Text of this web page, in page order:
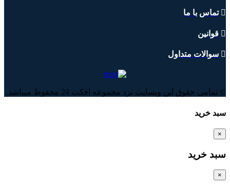
تماس با ما
قوانین
سوالات متداول
© تمامی حقوق این وبسایت نزد مجموعه افکت 24 محفوظ میباشد.
سبد خرید
×
سبد خرید
×